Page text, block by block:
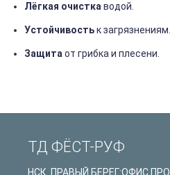
Лёгкая очисткаводой.
Устойчивостькзагрязнениям.
Защитаот грибкаи плесени.
ТД ФЁСТ-РУФ
НСК. ПРАВЫЙ БЕРЕГ:ОФИС